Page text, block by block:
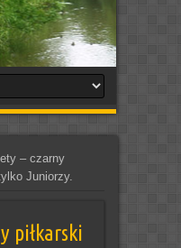
– czarny
Juniorzy.
piłkarski